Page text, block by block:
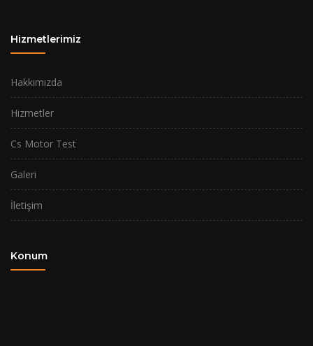
Hizmetlerimiz
Hakkımızda
Hizmetler
Cs Motor Test
Galeri
İletişim
Konum